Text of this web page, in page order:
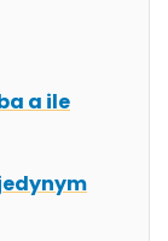
a ile